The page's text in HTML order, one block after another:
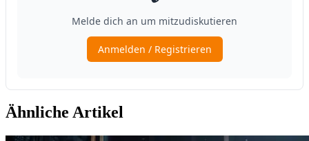
Ähnliche Artikel